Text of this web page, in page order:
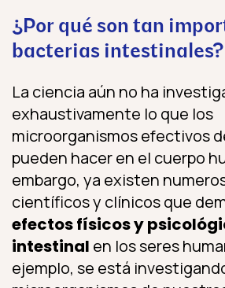
¿Por qué son tan
bacterias intestinales?
La ciencia aún no ha
exhaustivamente lo que los
microorganismos efectivos
pueden hacer en el cuerpo
embargo, ya existen
científicos y clínicos que
efectos físicos y
intestinal en los seres
ejemplo, se está